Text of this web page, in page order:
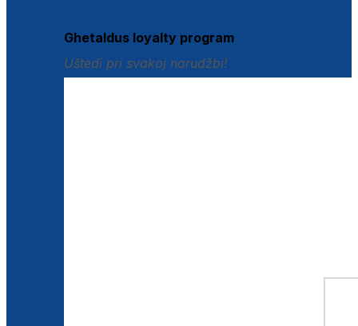
Ghetaldus loyalty program
Uštedi pri svakoj narudžbi!